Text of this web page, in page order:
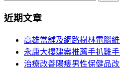
頁
關
近期文章
高雄當舖及網路樹林電腦
永康大樓建案推薦手扒雞
治療改善陽痿男性保健品